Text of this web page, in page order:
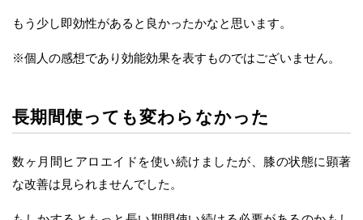
もう少し即効性があると良かったかなと思います。
※個人の感想であり効能効果を表すものではございません。
長期間使っても変わらなかった
数ヶ月間ヒアロエイドを使い続けましたが、膝の状態に顕著
な改善は見られませんでした。